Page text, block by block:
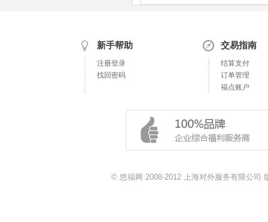
新手帮助
注册登录
找回密码
交易指南
结算支付
订单管理
福点账户
© 悠福网 2008-2012 上海对外服务有限公司